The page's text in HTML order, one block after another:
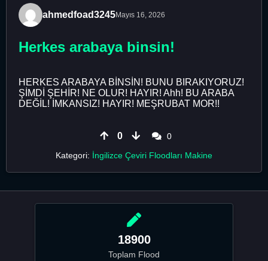
ahmedfoad3245Mayıs 16, 2026
Herkes arabaya binsin!
HERKES ARABAYA BİNSİN! BUNU BIRAKIYORUZ!
ŞİMDİ ŞEHİR! NE OLUR! HAYIR! Ahh! BU ARABA
DEĞİL! İMKANSIZ! HAYIR! MEŞRUBAT MOR!!
0
0
Kategori: İngilizce Çeviri Floodları Makine
18900
Toplam Flood